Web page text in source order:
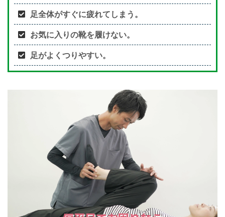
足全体がすぐに疲れてしまう。
お気に入りの靴を履けない。
足がよくつりやすい。